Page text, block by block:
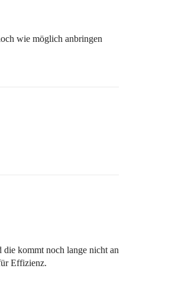
wie möglich anbringen
kommt noch lange nicht an
Effizienz.